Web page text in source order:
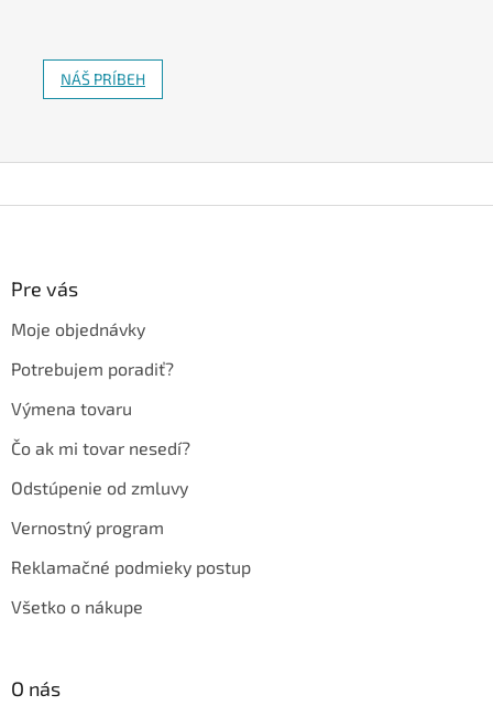
NÁŠ PRÍBEH
Pre vás
Moje objednávky
Potrebujem poradiť?
Výmena tovaru
Čo ak mi tovar nesedí?
Odstúpenie od zmluvy
Vernostný program
Reklamačné podmieky postup
Všetko o nákupe
O nás